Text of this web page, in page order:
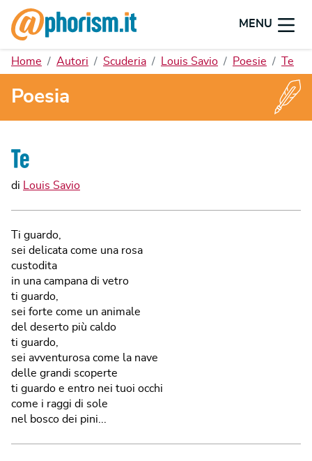
MENU
Home Autori Scuderia Louis Savio Poesie Te
Poesia
Te
di Louis Savio
Ti guardo,
sei delicata come una rosa
custodita
in una campana di vetro
ti guardo,
sei forte come un animale
del deserto più caldo
ti guardo,
sei avventurosa come la nave
delle grandi scoperte
ti guardo e entro nei tuoi occhi
come i raggi di sole
nel bosco dei pini...